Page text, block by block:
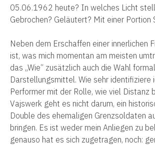
05.06.1962 heute? In welches Licht
Gebrochen? Geläutert? Mit einer Portion
Neben dem Erschaffen einer innerlichen
ist, was mich momentan am meisten
das „Wie“ zusätzlich auch die Wahl
Darstellungsmittel. Wie sehr identifiziere
Performer mit der Rolle, wie viel Distanz
Vajswerk geht es nicht darum, ein
Double des ehemaligen Grenzsoldaten
bringen. Es ist weder mein Anliegen zu
genauso hat es sich zugetragen, noch: